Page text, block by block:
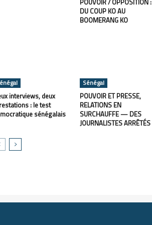
POUVOIR / OPPOSITION :
DU COUP KO AU
BOOMERANG KO
interviews, deux
: le test
sénégalais
Sénégal
POUVOIR ET PRESSE,
RELATIONS EN
SURCHAUFFE — DES
JOURNALISTES ARRÊTÉS